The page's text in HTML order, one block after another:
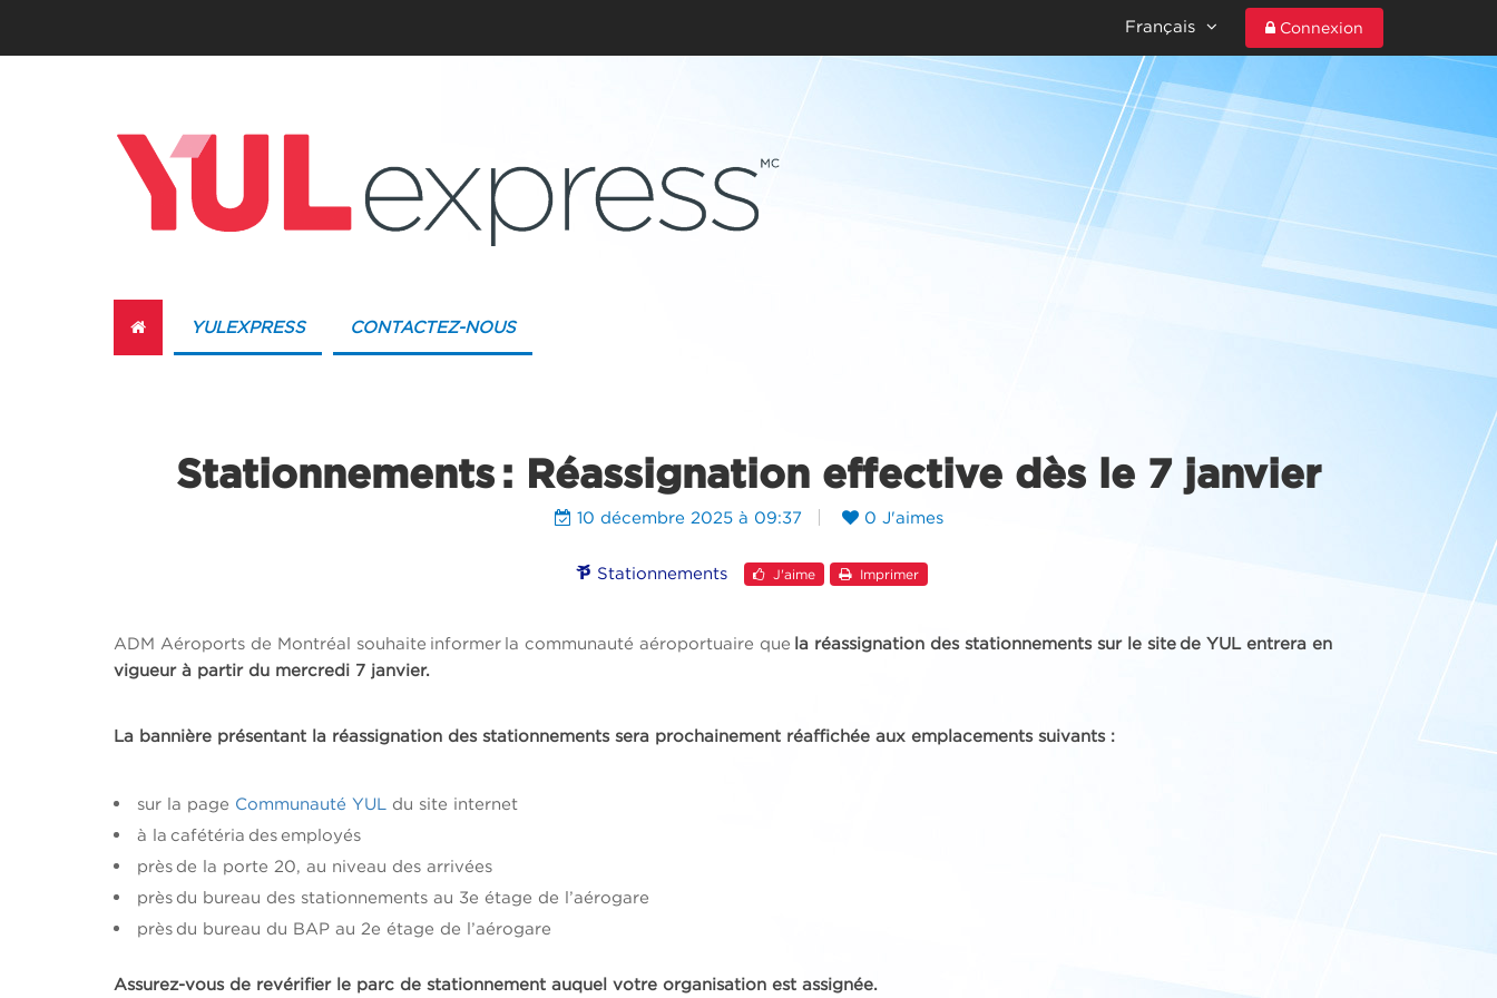
Français Connexion
YULEXPRESS CONTACTEZ-NOUS
Stationnements : Réassignation effective dès le 7 janvier
10 décembre 2025 à 09:37 0 J'aimes
Stationnements J'aime Imprimer
ADM Aéroports de Montréal souhaite informer la communauté aéroportuaire que la réassignation des stationnements sur le site de YUL entrera en
vigueur à partir du mercredi 7 janvier.
La bannière présentant la réassignation des stationnements sera prochainement réaffichée aux emplacements suivants :
sur la page Communauté YUL
du site internet
à la cafétéria des employés
près de la porte 20, au niveau des arrivées
près du bureau des stationnements au 3e étage de l’aérogare
près du bureau du BAP au 2e étage de l’aérogare
Assurez-vous de revérifier le parc de stationnement auquel votre organisation est assignée.